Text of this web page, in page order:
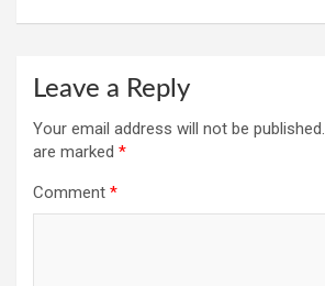
Leave a Reply
Your email address will not be published.
are marked *
Comment *